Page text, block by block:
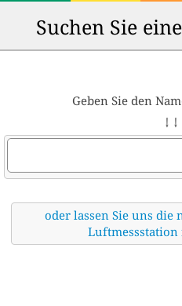
Suchen Sie
Geben Sie den
↓ ↓
oder lassen Sie uns die
Luftmessstation